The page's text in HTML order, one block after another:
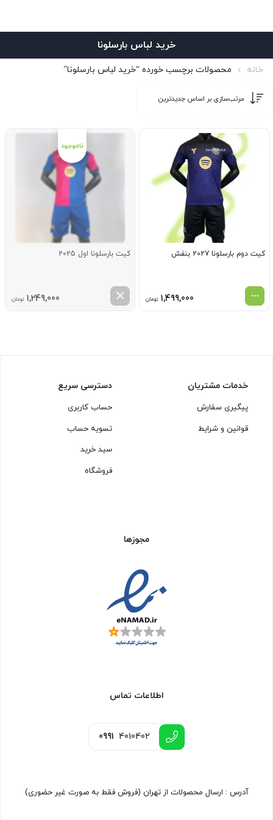
خرید لباس بارسلونا
خانه محصولات برچسب خورده “خرید لباس بارسلونا”
کیت دوم بارسلونا 2027 بنفش
1,499,000 تومان
کیت بارسلونا اول 2025
1,249,000 تومان
خدمات مشتریان
پیگیری سفارش
قوانین و شرایط
دسترسی سریع
حساب کاربری
تسویه حساب
سبد خرید
فروشگاه
مجوزها
اطلاعات تماس
0991 4010402
آدرس : ارسال محصولات از تهران (فروش فقط به صورت غیر حضوری)